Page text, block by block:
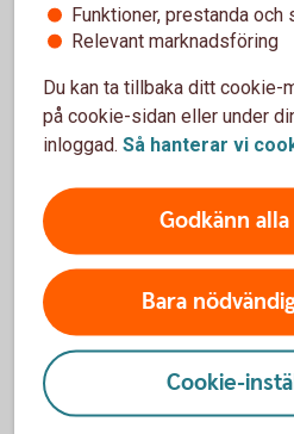
Sparkonto Plus – ökat
bedrägerier
Bedragare vill att du agerar
skickas pengarna inte direkt vid
internetbanken och appen, vilket
Sparkonto Plus – läs mer och
Funktioner, prestanda och
Relevant marknadsföring
Du kan ta tillbaka ditt cookie-
på cookie-sidan eller under
inloggad. Så hanterar vi
Godkänn
Bara
Cookie-